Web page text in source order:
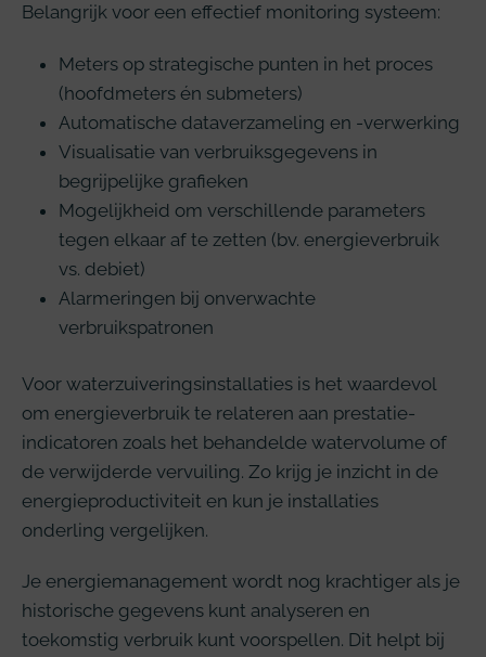
Belangrijk voor een effectief monitoring systeem:
Meters op strategische punten in het proces
(hoofdmeters én submeters)
Automatische dataverzameling en -verwerking
Visualisatie van verbruiksgegevens in
begrijpelijke grafieken
Mogelijkheid om verschillende parameters
tegen elkaar af te zetten (bv. energieverbruik
vs. debiet)
Alarmeringen bij onverwachte
verbruikspatronen
Voor waterzuiveringsinstallaties is het waardevol
om energieverbruik te relateren aan prestatie-
indicatoren zoals het behandelde watervolume of
de verwijderde vervuiling. Zo krijg je inzicht in de
energieproductiviteit en kun je installaties
onderling vergelijken.
Je energiemanagement wordt nog krachtiger als je
historische gegevens kunt analyseren en
toekomstig verbruik kunt voorspellen. Dit helpt bij